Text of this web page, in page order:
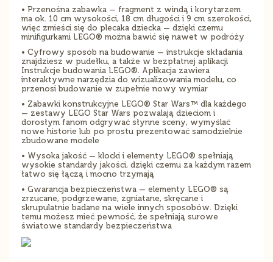
• Przenośna zabawka — fragment z windą i korytarzem
ma ok. 10 cm wysokości, 18 cm długości i 9 cm szerokości,
więc zmieści się do plecaka dziecka — dzięki czemu
minifigurkami LEGO® można bawić się nawet w podróży
• Cyfrowy sposób na budowanie — instrukcje składania
znajdziesz w pudełku, a także w bezpłatnej aplikacji
Instrukcje budowania LEGO®. Aplikacja zawiera
interaktywne narzędzia do wizualizowania modelu, co
przenosi budowanie w zupełnie nowy wymiar
• Zabawki konstrukcyjne LEGO® Star Wars™ dla każdego
— zestawy LEGO Star Wars pozwalają dzieciom i
dorosłym fanom odgrywać słynne sceny, wymyślać
nowe historie lub po prostu prezentować samodzielnie
zbudowane modele
• Wysoka jakość — klocki i elementy LEGO® spełniają
wysokie standardy jakości, dzięki czemu za każdym razem
łatwo się łączą i mocno trzymają
• Gwarancja bezpieczeństwa — elementy LEGO® są
zrzucane, podgrzewane, zgniatane, skręcane i
skrupulatnie badane na wiele innych sposobów. Dzięki
temu możesz mieć pewność, że spełniają surowe
światowe standardy bezpieczeństwa